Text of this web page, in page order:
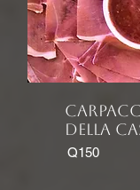
DELLA
Q150